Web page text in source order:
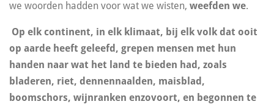
we woorden hadden voor wat we wisten, weefden we.
Op elk continent, in elk klimaat, bij elk volk dat ooit
op aarde heeft geleefd, grepen mensen met hun
handen naar wat het land te bieden had, zoals
bladeren, riet, dennennaalden, maisblad,
boomschors, wijnranken enzovoort, en begonnen te